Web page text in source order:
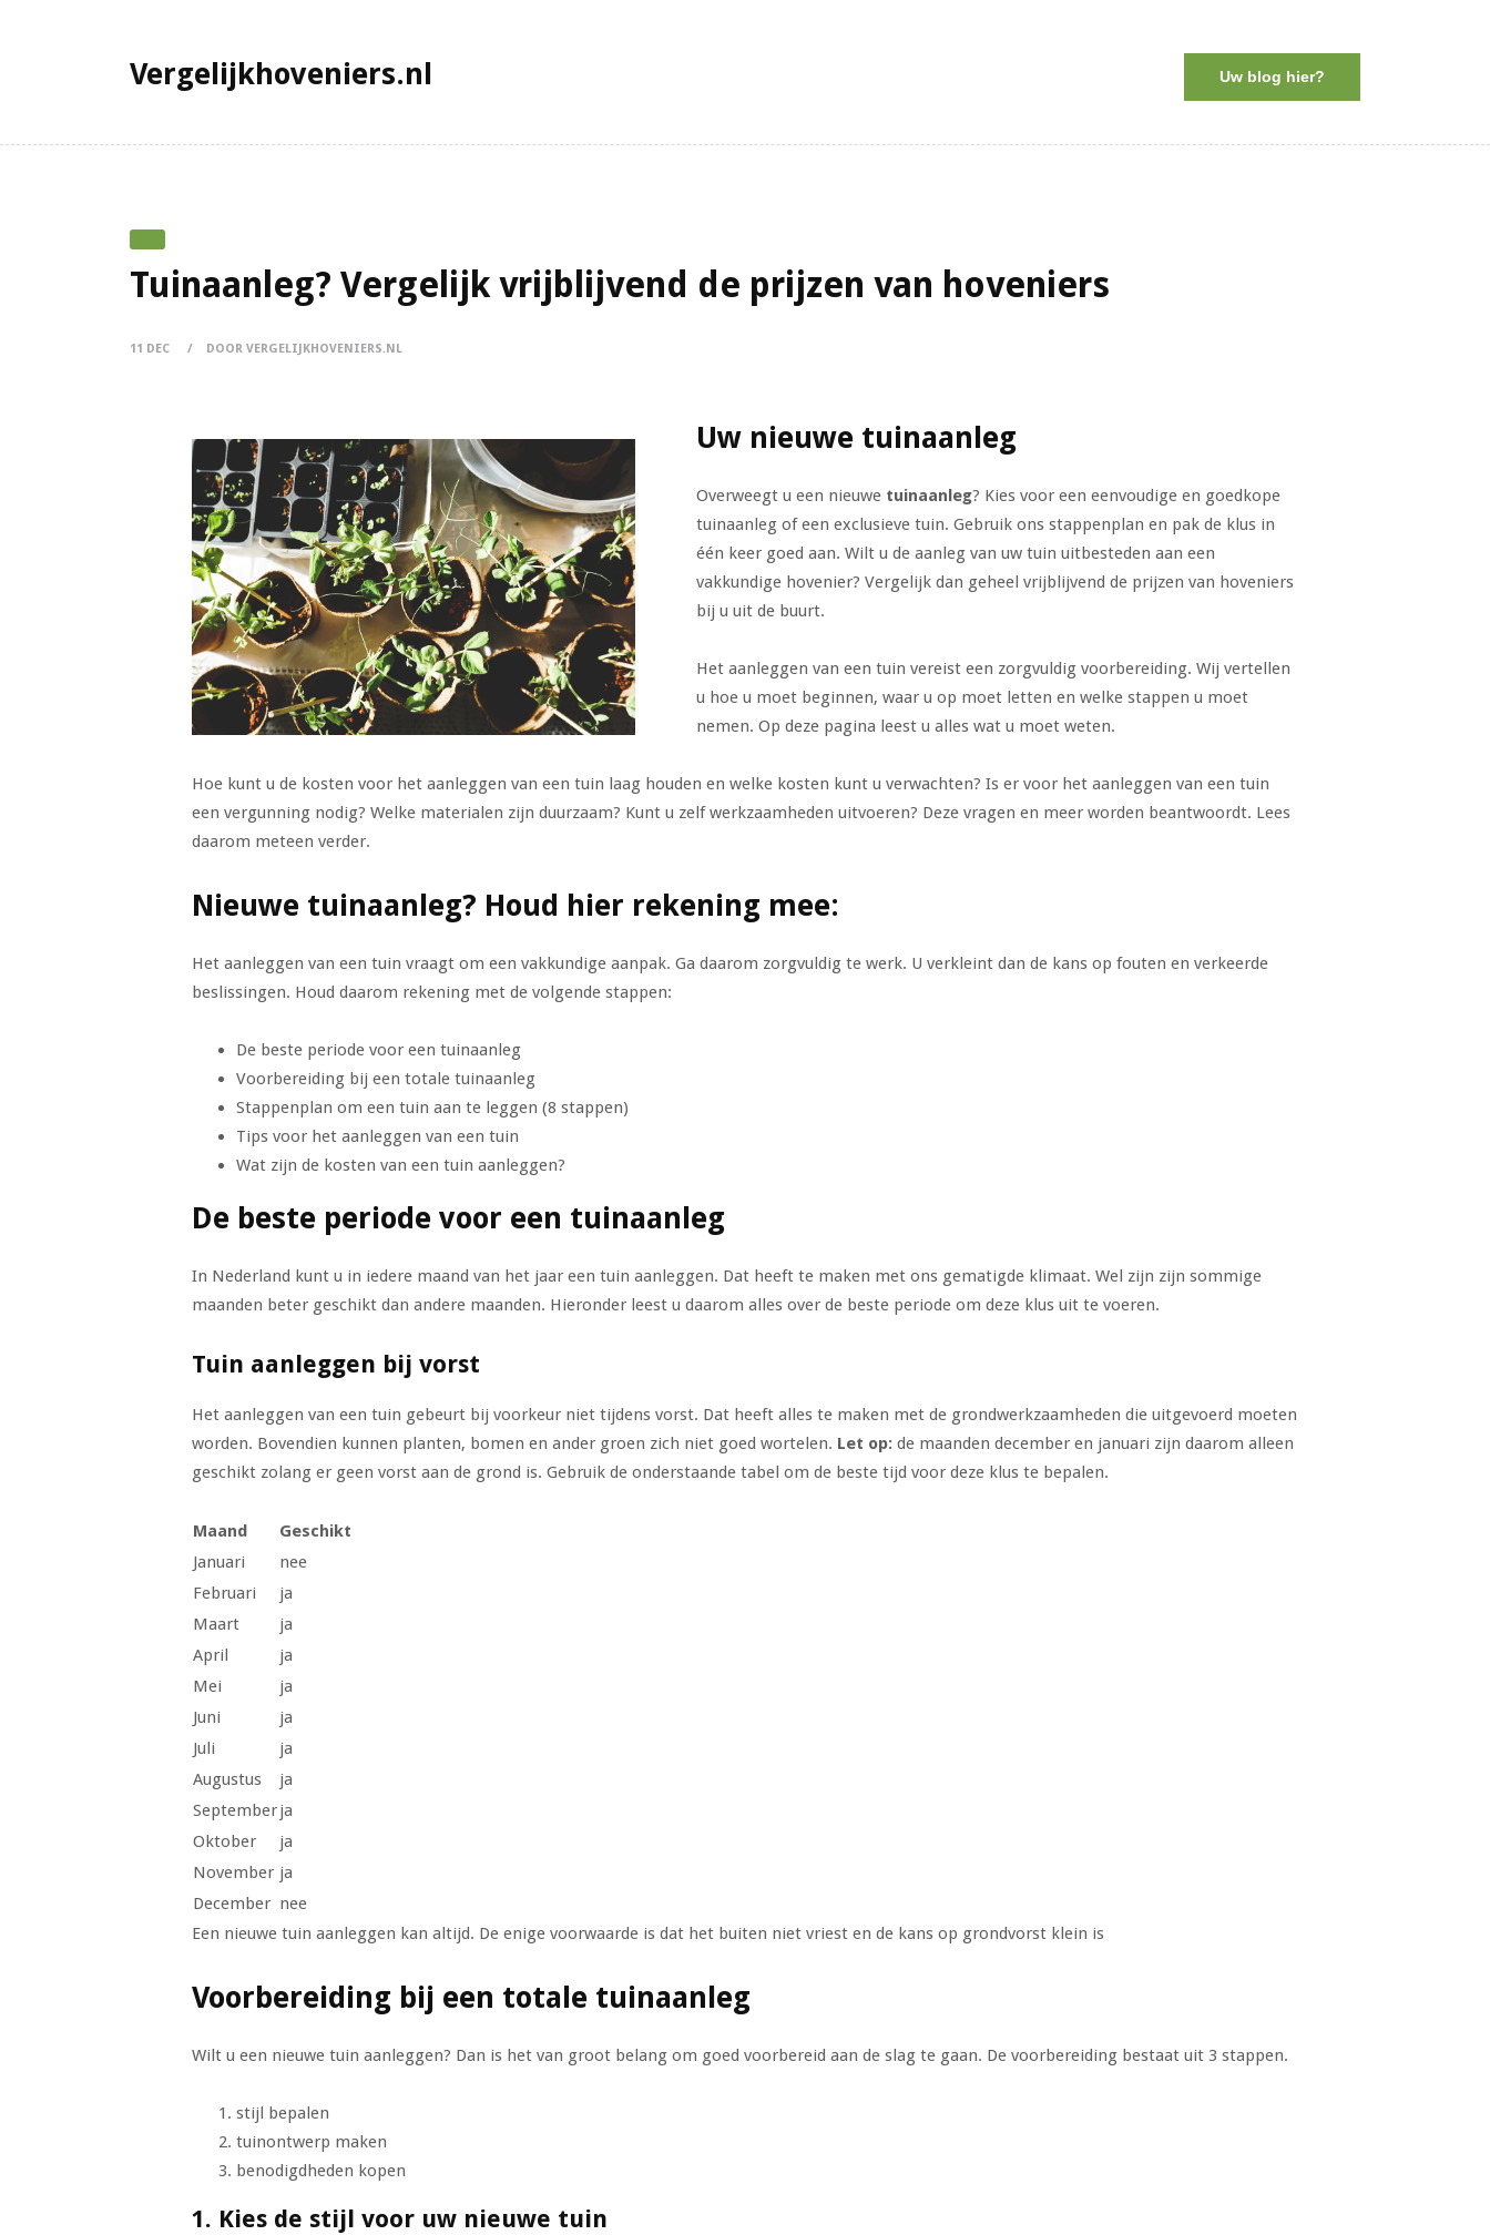
Vergelijkhoveniers.nl Uw blog hier?
Tuinaanleg? Vergelijk vrijblijvend de prijzen van hoveniers
11 DEC DOOR VERGELIJKHOVENIERS.NL
Uw nieuwe tuinaanleg
Overweegt u een nieuwe tuinaanleg? Kies voor een eenvoudige en goedkope
tuinaanleg of een exclusieve tuin. Gebruik ons stappenplan en pak de klus in
één keer goed aan. Wilt u de aanleg van uw tuin uitbesteden aan een
vakkundige hovenier? Vergelijk dan geheel vrijblijvend de prijzen van hoveniers
bij u uit de buurt.
Het aanleggen van een tuin vereist een zorgvuldig voorbereiding. Wij vertellen
u hoe u moet beginnen, waar u op moet letten en welke stappen u moet
nemen. Op deze pagina leest u alles wat u moet weten.
Hoe kunt u de kosten voor het aanleggen van een tuin laag houden en welke kosten kunt u verwachten? Is er voor het aanleggen van een tuin
een vergunning nodig? Welke materialen zijn duurzaam? Kunt u zelf werkzaamheden uitvoeren? Deze vragen en meer worden beantwoordt. Lees
daarom meteen verder.
Nieuwe tuinaanleg? Houd hier rekening mee:
Het aanleggen van een tuin vraagt om een vakkundige aanpak. Ga daarom zorgvuldig te werk. U verkleint dan de kans op fouten en verkeerde
beslissingen. Houd daarom rekening met de volgende stappen:
De beste periode voor een tuinaanleg
Voorbereiding bij een totale tuinaanleg
Stappenplan om een tuin aan te leggen (8 stappen)
Tips voor het aanleggen van een tuin
Wat zijn de kosten van een tuin aanleggen?
De beste periode voor een tuinaanleg
In Nederland kunt u in iedere maand van het jaar een tuin aanleggen. Dat heeft te maken met ons gematigde klimaat. Wel zijn zijn sommige
maanden beter geschikt dan andere maanden. Hieronder leest u daarom alles over de beste periode om deze klus uit te voeren.
Tuin aanleggen bij vorst
Het aanleggen van een tuin gebeurt bij voorkeur niet tijdens vorst. Dat heeft alles te maken met de grondwerkzaamheden die uitgevoerd moeten
worden. Bovendien kunnen planten, bomen en ander groen zich niet goed wortelen. Let op:de maanden december en januari zijn daarom alleen
geschikt zolang er geen vorst aan de grond is. Gebruik de onderstaande tabel om de beste tijd voor deze klus te bepalen.
Maand
Geschikt
Januari
nee
Februari
ja
Maart
ja
April
ja
Mei
ja
Juni
ja
Juli
ja
Augustus
ja
Septemberja
Oktober
ja
November ja
December nee
Een nieuwe tuin aanleggen kan altijd. De enige voorwaarde is dat het buiten niet vriest en de kans op grondvorst klein is
Voorbereiding bij een totale tuinaanleg
Wilt u een nieuwe tuin aanleggen? Dan is het van groot belang om goed voorbereid aan de slag te gaan. De voorbereiding bestaat uit 3 stappen.
stijl bepalen
tuinontwerp maken
benodigdheden kopen
1. Kies de stijl voor uw nieuwe tuin